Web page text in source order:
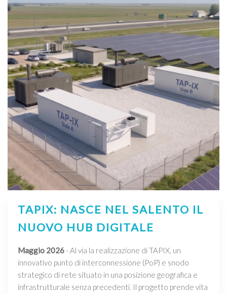
TAPIX: NASCE NEL SALENTO IL
NUOVO HUB DIGITALE
Maggio 2026- Al via la realizzazione di TAPIX, un
innovativo punto di interconnessione (PoP) e snodo
strategico di rete situato in una posizione geografica e
infrastrutturale senza precedenti. Il progetto prende vita